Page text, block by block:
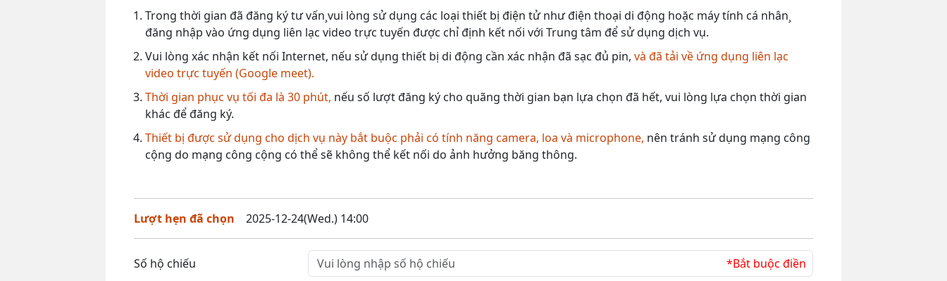
Trong thời gian đã đăng ký tư vấn¸vui lòng sử dụng các loại thiết bị điện tử như điện thoại di động hoặc máy tính cá nhân¸
đăng nhập vào ứng dụng liên lạc video trực tuyến được chỉ định kết nối với Trung tâm để sử dụng dịch vụ.
Vui lòng xác nhận kết nối Internet, nếu sử dụng thiết bị di động cần xác nhận đã sạc đủ pin, và đã tải về ứng dụng liên lạc
video trực tuyến (Google meet).
Thời gian phục vụ tối đa là 30 phút, nếu số lượt đăng ký cho quãng thời gian bạn lựa chọn đã hết, vui lòng lựa chọn thời gian
khác để đăng ký.
Thiết bị được sử dụng cho dịch vụ này bắt buộc phải có tính năng camera, loa và microphone, nên tránh sử dụng mạng công
cộng do mạng công cộng có thể sẽ không thể kết nối do ảnh hưởng băng thông.
Lượt hẹn đã chọn 2025-12-24(Wed.) 14:00
Số hộ chiếu *Bắt buộc điền